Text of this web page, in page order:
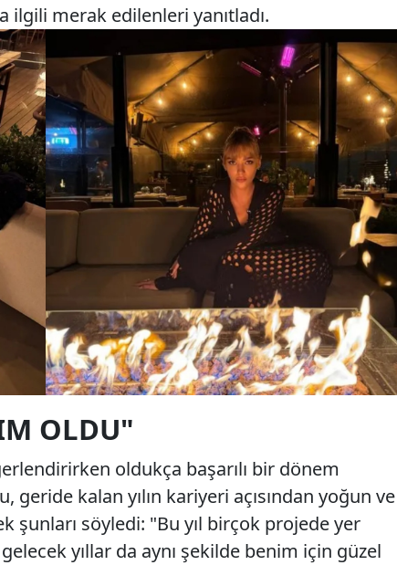
ilgili merak edilenleri yanıtladı.
OLDU"
oldukça başarılı bir dönem
kalan yılın kariyeri açısından yoğun ve
söyledi: "Bu yıl birçok projede yer
yıllar da aynı şekilde benim için güzel